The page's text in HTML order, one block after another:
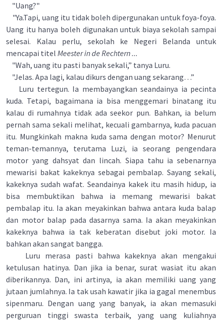
"Uang?"
"Ya.Tapi, uang itu tidak boleh dipergunakan untuk foya-foya.
Uang itu hanya boleh digunakan untuk biaya sekolah sampai
selesai. Kalau perlu, sekolah ke Negeri Belanda untuk
mencapai titel Meester in de Rechtern ...
"Wah, uang itu pasti banyak sekali,” tanya Luru.
"Jelas. Apa lagi, kalau dikurs dengan uang sekarang…”
Luru tertegun. Ia membayangkan seandainya ia pecinta
kuda. Tetapi, bagaimana ia bisa menggemari binatang itu
kalau di rumahnya tidak ada seekor pun. Bahkan, ia belum
pernah sama sekali melihat, kecuali gambarnya, kuda pacuan
itu. Mungkinkah makna kuda sama dengan motor? Menurut
teman-temannya, terutama Luzi, ia seorang pengendara
motor yang dahsyat dan lincah. Siapa tahu ia sebenarnya
mewarisi bakat kakeknya sebagai pembalap. Sayang sekali,
kakeknya sudah wafat. Seandainya kakek itu masih hidup, ia
bisa membuktikan bahwa ia memang mewarisi bakat
pembalap itu. Ia akan meyakinkan bahwa antara kuda balap
dan motor balap pada dasarnya sama. Ia akan meyakinkan
kakeknya bahwa ia tak keberatan disebut joki motor. Ia
bahkan akan sangat bangga.
Luru merasa pasti bahwa kakeknya akan mengakui
ketulusan hatinya. Dan jika ia benar, surat wasiat itu akan
diberikannya. Dan, ini artinya, ia akan memiliki uang yang
jutaan jumlahnya. Ia tak usah kawatir jika ia gagaI menembus
sipenmaru. Dengan uang yang banyak, ia akan memasuki
perguruan tinggi swasta terbaik, yang uang kuliahnya